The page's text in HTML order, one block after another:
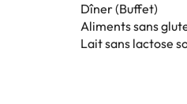
Dîner (Buffet)
Aliments sans
Lait sans lactose